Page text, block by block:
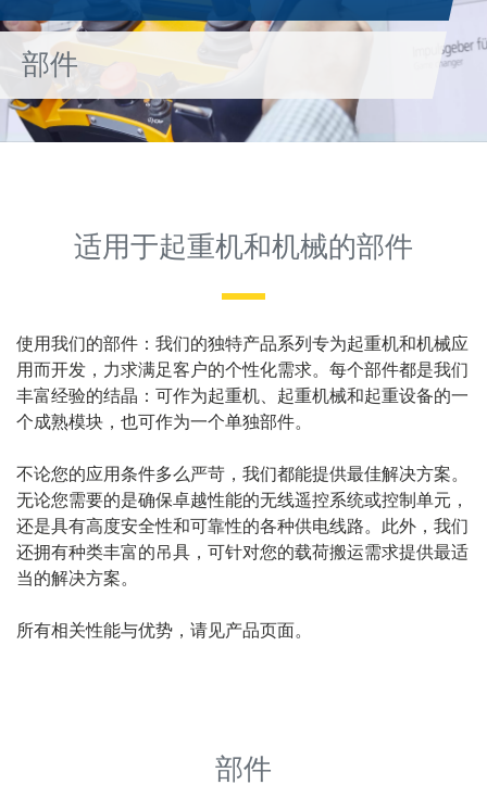
部件
适用于起重机和机械的部件
使用我们的部件：我们的独特产品系列专为起重机和机械应
用而开发，力求满足客户的个性化需求。每个部件都是我们
丰富经验的结晶：可作为起重机、起重机械和起重设备的一
个成熟模块，也可作为一个单独部件。
不论您的应用条件多么严苛，我们都能提供最佳解决方案。
无论您需要的是确保卓越性能的无线遥控系统或控制单元，
还是具有高度安全性和可靠性的各种供电线路。此外，我们
还拥有种类丰富的吊具，可针对您的载荷搬运需求提供最适
当的解决方案。
所有相关性能与优势，请见产品页面。
部件